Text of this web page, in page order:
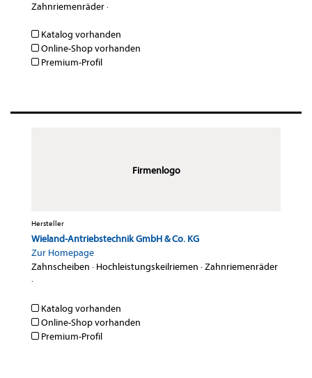
Zahnriemenräder·
Katalog vorhanden
Online-Shop vorhanden
Premium-Profil
Firmenlogo
Hersteller
Wieland-Antriebstechnik GmbH & Co. KG
Zur Homepage
Zahnscheiben · Hochleistungskeilriemen ·Zahnriemenräder
·
Katalog vorhanden
Online-Shop vorhanden
Premium-Profil